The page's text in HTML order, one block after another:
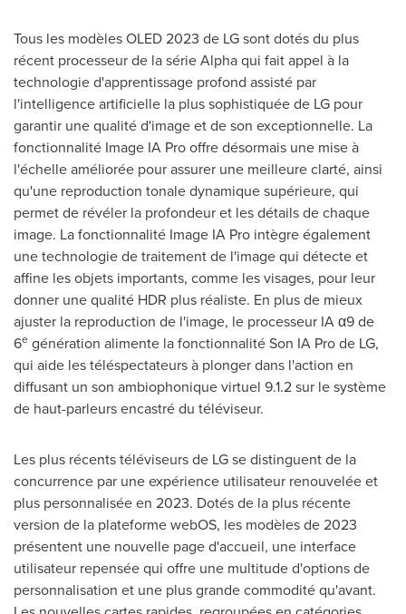
Tous les modèles OLED 2023 de LG sont dotés du plus
récent processeur de la série Alpha qui fait appel à la
technologie d'apprentissage profond assisté par
l'intelligence artificielle la plus sophistiquée de LG pour
garantir une qualité d'image et de son exceptionnelle. La
fonctionnalité Image IA Pro offre désormais une mise à
l'échelle améliorée pour assurer une meilleure clarté, ainsi
qu'une reproduction tonale dynamique supérieure, qui
permet de révéler la profondeur et les détails de chaque
image. La fonctionnalité Image IA Pro intègre également
une technologie de traitement de l'image qui détecte et
affine les objets importants, comme les visages, pour leur
donner une qualité HDR plus réaliste. En plus de mieux
ajuster la reproduction de l'image, le processeur IA α9 de
6e génération alimente la fonctionnalité Son IA Pro de LG,
qui aide les téléspectateurs à plonger dans l'action en
diffusant un son ambiophonique virtuel 9.1.2 sur le système
de haut-parleurs encastré du téléviseur.
Les plus récents téléviseurs de LG se distinguent de la
concurrence par une expérience utilisateur renouvelée et
plus personnalisée en 2023. Dotés de la plus récente
version de la plateforme webOS, les modèles de 2023
présentent une nouvelle page d'accueil, une interface
utilisateur repensée qui offre une multitude d'options de
personnalisation et une plus grande commodité qu'avant.